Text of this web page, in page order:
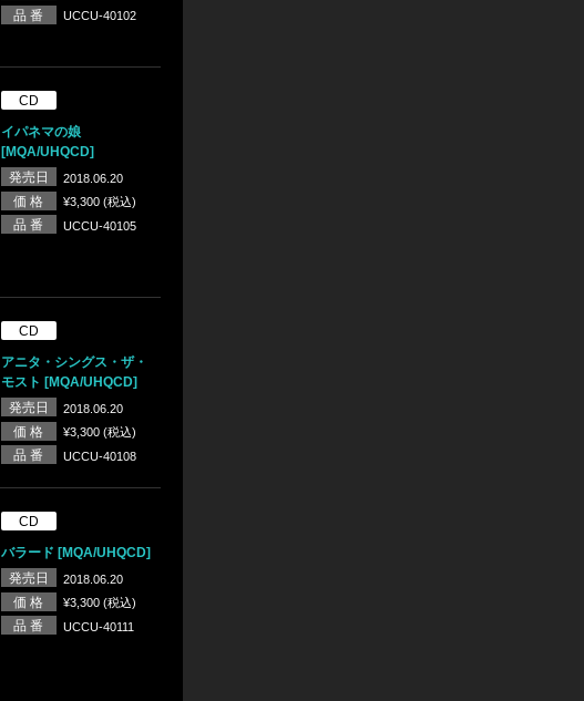
品 番 UCCU-40102
CD
イパネマの娘
[MQA/UHQCD]
発売日
2018.06.20
価 格 ¥3,300 (税込)
品 番 UCCU-40105
CD
アニタ・シングス・ザ・
モスト [MQA/UHQCD]
発売日
2018.06.20
価 格 ¥3,300 (税込)
品 番 UCCU-40108
CD
バラード [MQA/UHQCD]
発売日
2018.06.20
価 格 ¥3,300 (税込)
品 番 UCCU-40111